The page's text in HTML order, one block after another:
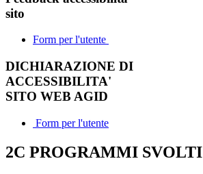
sito
Form per l'utente
DICHIARAZIONE DI
ACCESSIBILITA'
SITO WEB AGID
Form per l'utente
2C PROGRAMMI SVOLTI